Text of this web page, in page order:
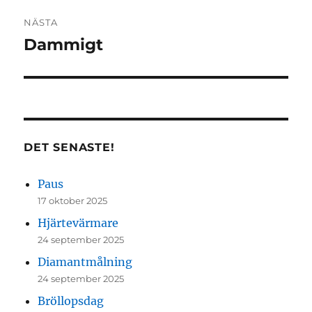
NÄSTA
Nästa
Dammigt
DET SENASTE!
Paus
17 oktober 2025
Hjärtevärmare
24 september 2025
Diamantmålning
24 september 2025
Bröllopsdag